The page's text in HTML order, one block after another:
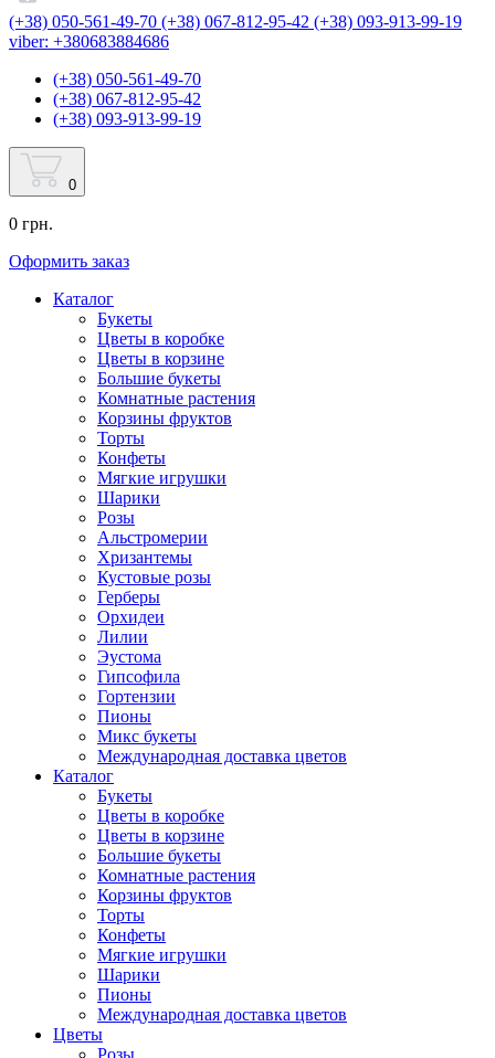
(+38) 050-561-49-70 (+38) 067-812-95-42 (+38) 093-913-99-19
viber: +380683884686
(+38) 050-561-49-70
(+38) 067-812-95-42
(+38) 093-913-99-19
0
0 грн.
Оформить заказ
Каталог
Букеты
Цветы в коробке
Цветы в корзине
Большие букеты
Комнатные растения
Корзины фруктов
Торты
Конфеты
Мягкие игрушки
Шарики
Розы
Альстромерии
Хризантемы
Кустовые розы
Герберы
Орхидеи
Лилии
Эустома
Гипсофила
Гортензии
Пионы
Микс букеты
Международная доставка цветов
Каталог
Букеты
Цветы в коробке
Цветы в корзине
Большие букеты
Комнатные растения
Корзины фруктов
Торты
Конфеты
Мягкие игрушки
Шарики
Пионы
Международная доставка цветов
Цветы
Розы